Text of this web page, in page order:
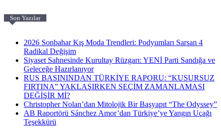
Son Yazılar
2026 Sonbahar Kış Moda Trendleri: Podyumları Sarsan 4
Radikal Değişim
Siyaset Sahnesinde Kurultay Rüzgarı: YENİ Parti Sandığa ve
Geleceğe Hazırlanıyor
RUS BASININDAN TÜRKİYE RAPORU: “KUSURSUZ
FIRTINA” YAKLAŞIRKEN SEÇİM ZAMANLAMASI
DEĞİŞİR Mİ?
Christopher Nolan’dan Mitolojik Bir Başyapıt “The Odyssey”
AB Raportörü Sánchez Amor’dan Türkiye’ye Yangın Uçağı
Teşekkürü